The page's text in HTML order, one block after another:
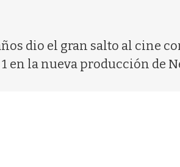
dio el gran salto al cine
en la nueva producción de